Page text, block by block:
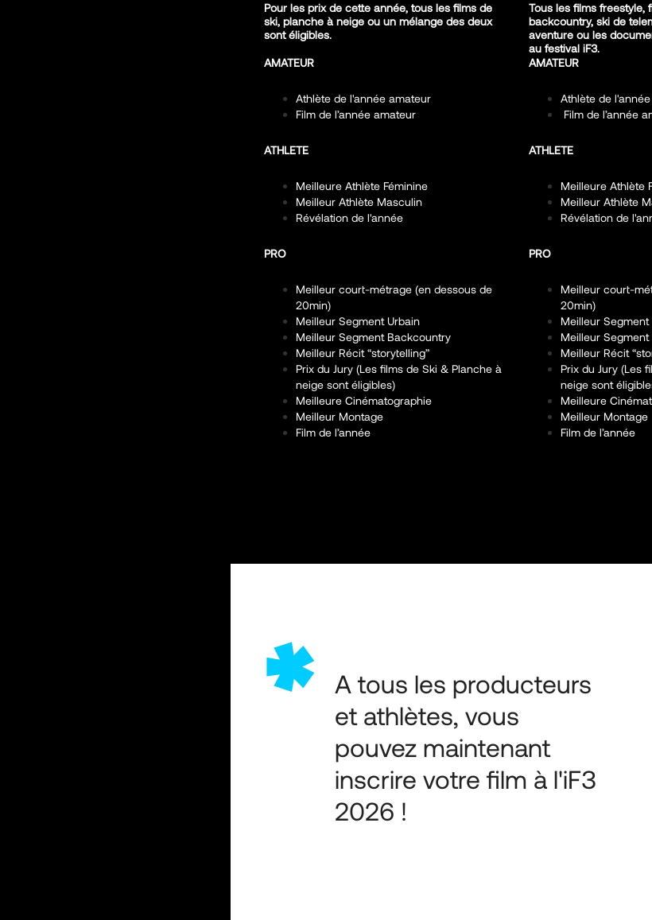
Pour les prix de cette année, tous les films de
ski, planche à neige ou un mélange des deux
sont éligibles.
AMATEUR
Athlète de l'année amateur
Film de l’année amateur
ATHLETE
Meilleure Athlète Féminine
Meilleur Athlète Masculin
Révélation de l'année
PRO
Meilleur court-métrage (en dessous de
20min)
Meilleur Segment Urbain
Meilleur Segment Backcountry
Meilleur Récit “storytelling”
Prix du Jury (Les films de Ski & Planche à
neige sont éligibles)
Meilleure Cinématographie
Meilleur Montage
Film de l’année
Tous les films freestyle,
backcountry, ski de
aventure ou les
au festival iF3.
AMATEUR
Athlète de
Film de l’année
ATHLETE
Meilleure Athlète
Meilleur Athlète
Révélation de
PRO
Meilleur court-
20min)
Meilleur Segment
Meilleur
Meilleur Récit
Prix du Jury (Les
neige sont
Meilleure
Meilleur Montage
Film de l’année
*
A tous les producteurs
et athlètes, vous
pouvez maintenant
inscrire votre film à l'iF3
2026 !